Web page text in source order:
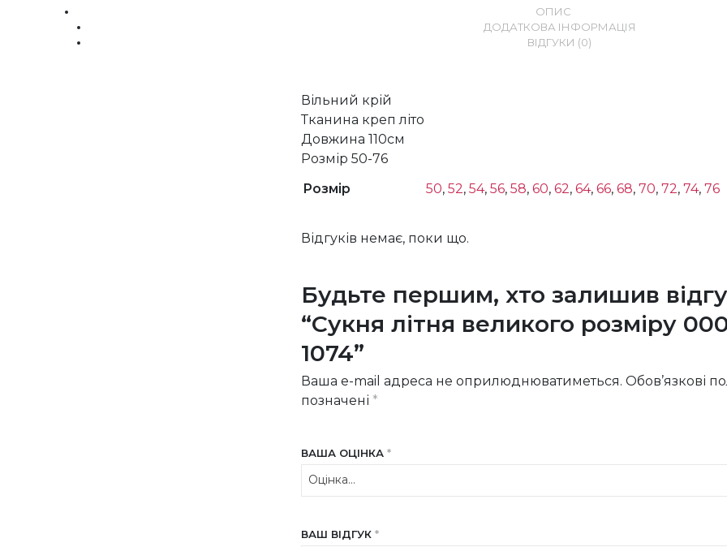
ОПИС
ДОДАТКОВА ІНФОРМАЦІЯ
ВІДГУКИ (0)
Вільний крій
Тканина креп літо
Довжина 110см
Розмір 50-76
Розмір
50, 52, 54, 56, 58, 60, 62, 64, 66, 68, 70, 72, 74, 76
Відгуків немає, поки що.
Будьте першим, хто залишив
“Сукня літня великого розміру
1074”
Ваша e-mail адреса не оприлюднюватиметься. Обов’язкові
позначені *
ВАША ОЦІНКА *
ВАШ ВІДГУК *